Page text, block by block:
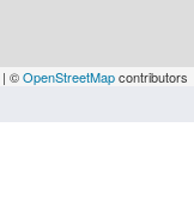
| ©OpenStreetMapcontributors